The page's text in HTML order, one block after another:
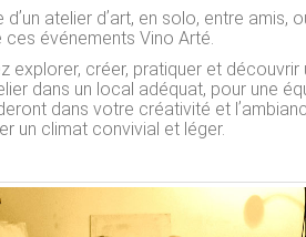
atelier dʼart, en solo, entre
ces événements Vino Arté.
explorer, créer, pratiquer et
dans un local adéquat, pour une
dans votre créativité et
un climat convivial et léger.